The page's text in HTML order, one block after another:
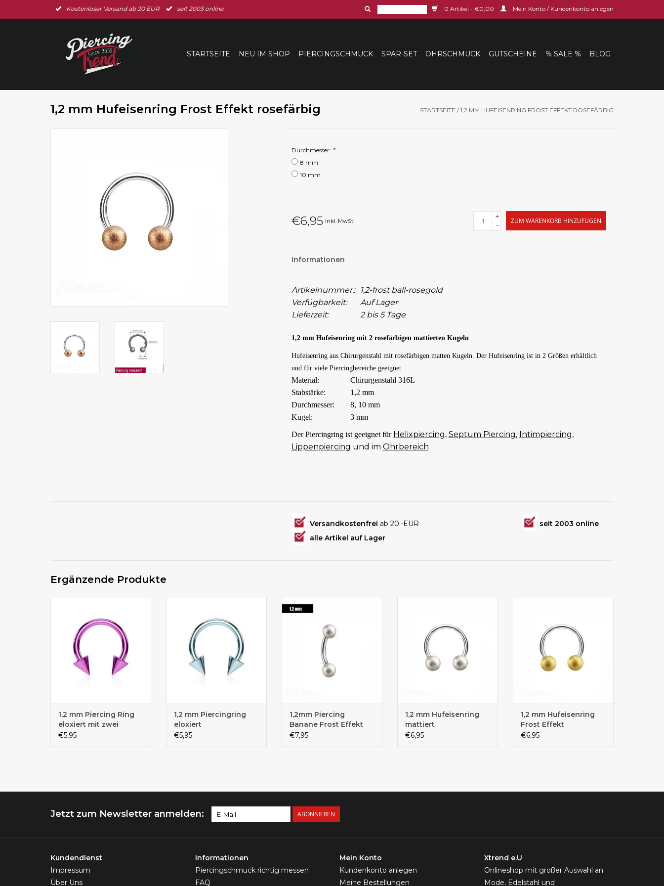
Kostenloser Versand ab 20 EUR seit 2003 online 0 Artikel - €0,00 Mein Konto / Kundenkonto anlegen
STARTSEITE NEU IM SHOP PIERCINGSCHMUCK SPAR-SET OHRSCHMUCK GUTSCHEINE % SALE % BLOG
1,2 mm Hufeisenring Frost Effekt rosefärbig STARTSEITE /1,2 MM HUFEISENRING FROST EFFEKT ROSEFÄRBIG
Durchmesser: *
8 mm
10 mm
€6,95 Inkl. MwSt.
+
-
ZUM WARENKORB HINZUFÜGEN
Informationen
Artikelnummer::
1,2-frost ball-rosegold
Verfügbarkeit:
Auf Lager
Lieferzeit:
2 bis 5 Tage
1,2 mm Hufeisenring mit 2 rosefärbigen mattierten Kugeln
Hufeisenring aus Chirurgenstahl mit rosefärbigen matten Kugeln. Der Hufeisenring ist in 2 Größen erhältlich
und für viele Piercingbereiche geeignet.
Material:
Chirurgenstahl 316L
Stabstärke:
1,2 mm
Durchmesser:
8, 10 mm
Kugel:
3 mm
Der Piercingring ist geeignet für Helixpiercing, Septum Piercing, Intimpiercing,
Lippenpiercing und im Ohrbereich
Versandkostenfrei ab 20.-EUR
seit 2003 online
alle Artikel auf Lager
Ergänzende Produkte
1,2 mm Piercing Ring
eloxiert mit zwei
Kegeln
€5,95
1,2 mm Piercingring
eloxiert
€5,95
Stablänge wählbar
1,2mm Piercing
Banane Frost Effekt
€7,95
1,2 mm Hufeisenring
mattiert
€6,95
1,2 mm Hufeisenring
Frost Effekt
€6,95
Jetzt zum Newsletter anmelden: ABONNIEREN
Kundendienst
Impressum
Über Uns
Informationen
Piercingschmuck richtig messen
FAQ
Mein Konto
Kundenkonto anlegen
Meine Bestellungen
Xtrend e.U
Onlineshop mit großer Auswahl an
Mode, Edelstahl und